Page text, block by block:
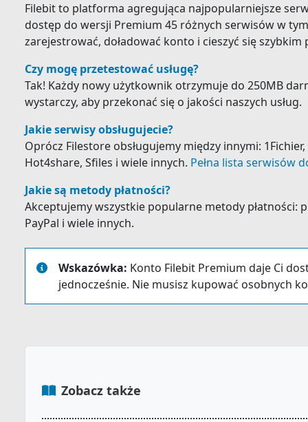
Filebit to platforma agregująca najpopularniejsze
dostęp do wersji Premium 45 różnych serwisów w
zarejestrować, doładować konto i cieszyć się szybkim
Czy mogę przetestować usługę?
Tak! Każdy nowy użytkownik otrzymuje do 250MB
wystarczy, aby przekonać się o jakości naszych usług.
Jakie serwisy obsługujecie?
Oprócz Filestore obsługujemy między innymi:
Hot4share, Sfiles i wiele innych. Pełna lista serwisów
Jakie są metody płatności?
Akceptujemy wszystkie popularne metody płatności:
PayPal i wiele innych.
Wskazówka: Konto Filebit Premium daje Ci
jednocześnie. Nie musisz kupować osobnych
Zobacz także